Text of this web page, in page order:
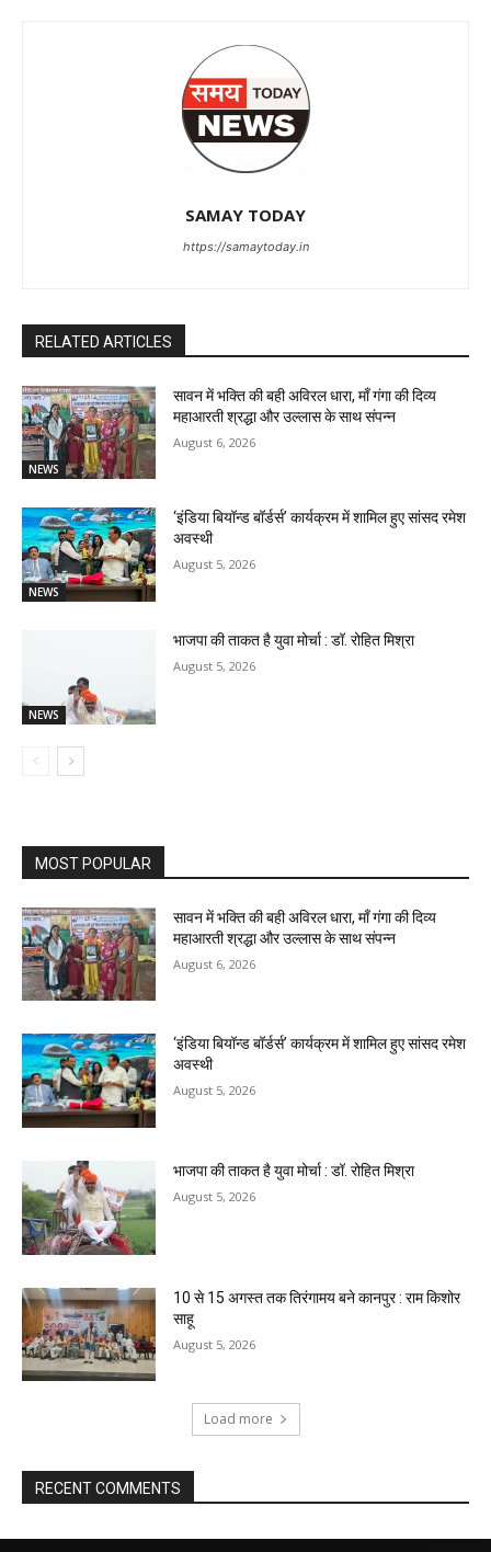
SAMAY TODAY
https://samaytoday.in
RELATED ARTICLES
NEWS
सावन में भक्ति की बही अविरल धारा, माँ गंगा की दिव्य
महाआरती श्रद्धा और उल्लास के साथ संपन्न
August 6, 2026
NEWS
‘इंडिया बियॉन्ड बॉर्डर्स’ कार्यक्रम में शामिल हुए सांसद रमेश
अवस्थी
August 5, 2026
NEWS
भाजपा की ताकत है युवा मोर्चा : डॉ. रोहित मिश्रा
August 5, 2026
MOST POPULAR
सावन में भक्ति की बही अविरल धारा, माँ गंगा की दिव्य
महाआरती श्रद्धा और उल्लास के साथ संपन्न
August 6, 2026
‘इंडिया बियॉन्ड बॉर्डर्स’ कार्यक्रम में शामिल हुए सांसद रमेश
अवस्थी
August 5, 2026
भाजपा की ताकत है युवा मोर्चा : डॉ. रोहित मिश्रा
August 5, 2026
10 से 15 अगस्त तक तिरंगामय बने कानपुर : राम किशोर
साहू
August 5, 2026
Load more
RECENT COMMENTS